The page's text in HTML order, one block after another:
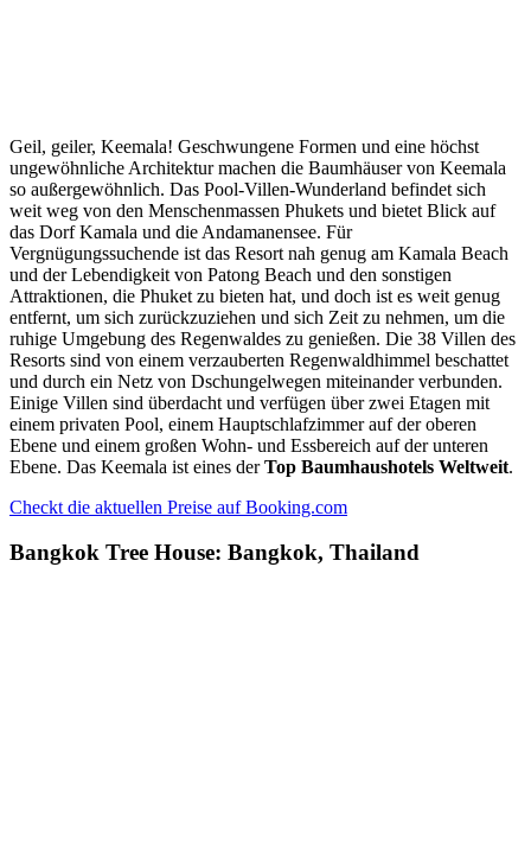
Geil, geiler, Keemala! Geschwungene Formen und eine höchst
ungewöhnliche Architektur machen die Baumhäuser von Keemala
so außergewöhnlich. Das Pool-Villen-Wunderland befindet sich
weit weg von den Menschenmassen Phukets und bietet Blick auf
das Dorf Kamala und die Andamanensee. Für
Vergnügungssuchende ist das Resort nah genug am Kamala Beach
und der Lebendigkeit von Patong Beach und den sonstigen
Attraktionen, die Phuket zu bieten hat, und doch ist es weit genug
entfernt, um sich zurückzuziehen und sich Zeit zu nehmen, um die
ruhige Umgebung des Regenwaldes zu genießen. Die 38 Villen des
Resorts sind von einem verzauberten Regenwaldhimmel beschattet
und durch ein Netz von Dschungelwegen miteinander verbunden.
Einige Villen sind überdacht und verfügen über zwei Etagen mit
einem privaten Pool, einem Hauptschlafzimmer auf der oberen
Ebene und einem großen Wohn- und Essbereich auf der unteren
Ebene. Das Keemala ist eines derTop Baumhaushotels Weltweit.
Checkt die aktuellen Preise auf Booking.com
Bangkok Tree House: Bangkok, Thailand